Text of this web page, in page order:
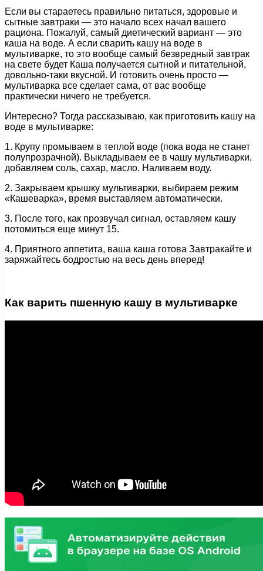
Если вы стараетесь правильно питаться, здоровые и
сытные завтраки — это начало всех начал вашего
рациона. Пожалуй, самый диетический вариант — это
каша на воде. А если сварить кашу на воде в
мультиварке, то это вообще самый безвредный завтрак
на свете будет Каша получается сытной и питательной,
довольно-таки вкусной. И готовить очень просто —
мультиварка все сделает сама, от вас вообще
практически ничего не требуется.
Интересно? Тогда рассказываю, как приготовить кашу на
воде в мультиварке:
1. Крупу промываем в теплой воде (пока вода не станет
полупрозрачной). Выкладываем ее в чашу мультиварки,
добавляем соль, сахар, масло. Наливаем воду.
2. Закрываем крышку мультиварки, выбираем режим
«Кашеварка», время выставляем автоматически.
3. После того, как прозвучал сигнал, оставляем кашу
потомиться еще минут 15.
4. Приятного аппетита, ваша каша готова Завтракайте и
заряжайтесь бодростью на весь день вперед!
Как варить пшенную кашу в мультиварке